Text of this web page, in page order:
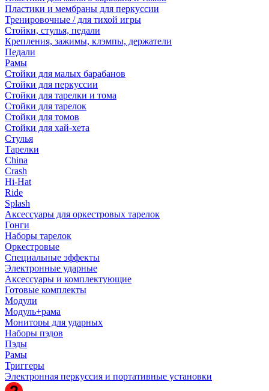
Пластики и мембраны для перкуссии
Тренировочные / для тихой игры
Стойки, стулья, педали
Крепления, зажимы, клэмпы, держатели
Педали
Рамы
Стойки для малых барабанов
Стойки для перкуссии
Стойки для тарелки и тома
Стойки для тарелок
Стойки для томов
Стойки для хай-хета
Стулья
Тарелки
China
Crash
Hi-Hat
Ride
Splash
Аксессуары для оркестровых тарелок
Гонги
Наборы тарелок
Оркестровые
Специальные эффекты
Электронные ударные
Аксессуары и комплектующие
Готовые комплекты
Модули
Модуль+рама
Мониторы для ударных
Наборы пэдов
Пэды
Рамы
Триггеры
Электронная перкуссия и портативные установки